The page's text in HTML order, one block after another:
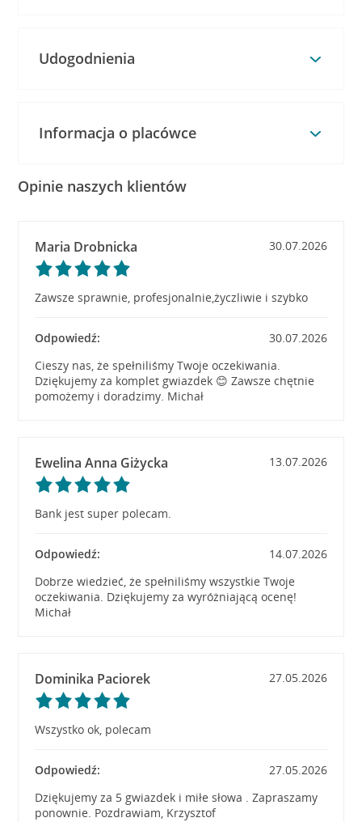
Udogodnienia
Informacja o placówce
Opinie naszych klientów
Maria Drobnicka 30.07.2026
Zawsze sprawnie, profesjonalnie,życzliwie i szybko
Odpowiedź:
30.07.2026
Cieszy nas, że spełniliśmy Twoje oczekiwania.
Dziękujemy za komplet gwiazdek 😊 Zawsze chętnie
pomożemy i doradzimy. Michał
Ewelina Anna Giżycka 13.07.2026
Bank jest super polecam.
Odpowiedź:
14.07.2026
Dobrze wiedzieć, że spełniliśmy wszystkie Twoje
oczekiwania. Dziękujemy za wyróżniającą ocenę!
Michał
Dominika Paciorek 27.05.2026
Wszystko ok, polecam
Odpowiedź:
27.05.2026
Dziękujemy za 5 gwiazdek i miłe słowa . Zapraszamy
ponownie. Pozdrawiam, Krzysztof